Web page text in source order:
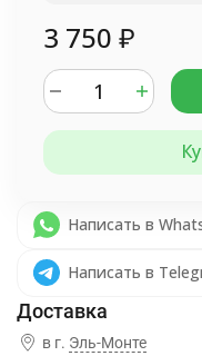
3 750 ₽
Написать в
Написать в
в г. Эль-Монте